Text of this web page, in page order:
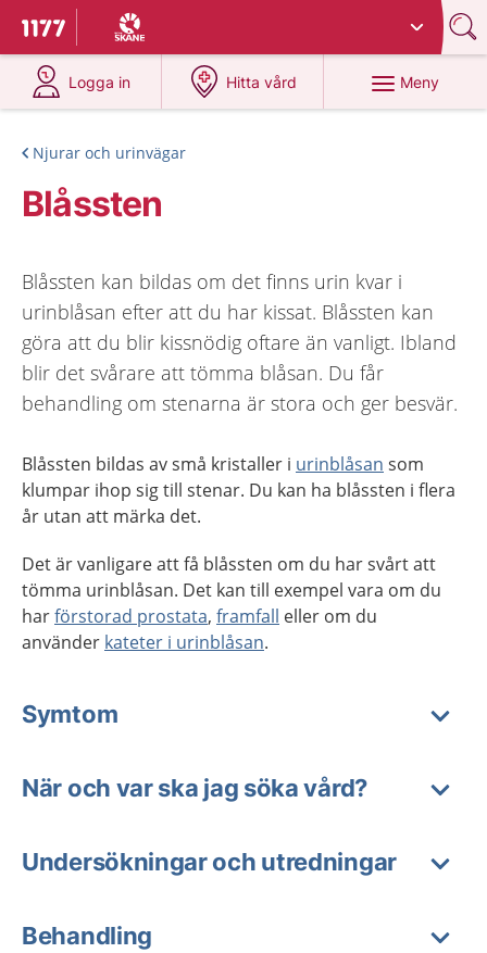
Till startsidan för 1177
Du har valt region
Logga in
på 1177.se
Hitta vård
på 1177.se
Meny
Njurar och urinvägar
Blåssten
Blåssten kan bildas om det finns urin kvar i
urinblåsan efter att du har kissat. Blåssten kan
göra att du blir kissnödig oftare än vanligt. Ibland
blir det svårare att tömma blåsan. Du får
behandling om stenarna är stora och ger besvär.
Blåssten bildas av små kristaller i urinblåsan som
klumpar ihop sig till stenar. Du kan ha blåssten i flera
år utan att märka det.
Det är vanligare att få blåssten om du har svårt att
tömma urinblåsan. Det kan till exempel vara om du
harförstorad prostata, framfall eller om du
använder kateter i urinblåsan.
Symtom
När och var ska jag söka vård?
Undersökningar och utredningar
Behandling